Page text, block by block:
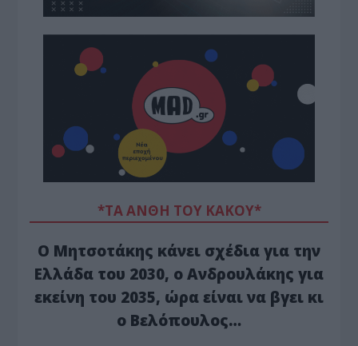
*ΤΑ ΆΝΘΗ ΤΟΥ ΚΑΚΟΎ*
Ο Μητσοτάκης κάνει σχέδια για την
Ελλάδα του 2030, ο Ανδρουλάκης για
εκείνη του 2035, ώρα είναι να βγει κι
ο Βελόπουλος…